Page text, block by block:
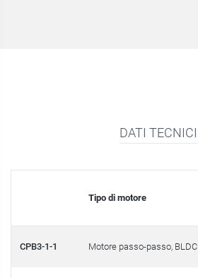
DATI TECNICI
Tipo di motore
CPB3-1-1 Motore passo-passo, BLDC